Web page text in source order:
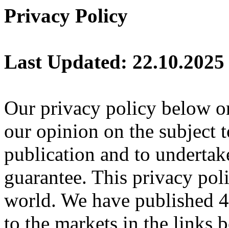
Privacy Policy
Last Updated: 22.10.2025
Our privacy policy below
our opinion on the subject
publication and to
guarantee. This privacy
world. We have published
to the markets in the links